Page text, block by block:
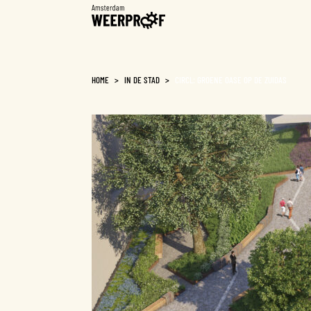
Weerproof
HOME > IN DE STAD >